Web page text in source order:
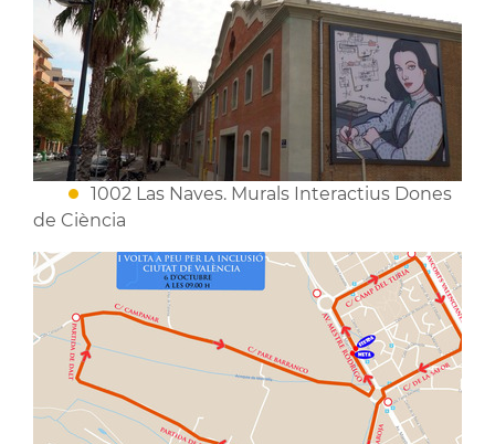
1002 Las Naves. Murals Interactius Dones
de Ciència